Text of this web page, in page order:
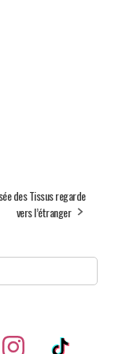
des Tissus regarde
vers l’étranger